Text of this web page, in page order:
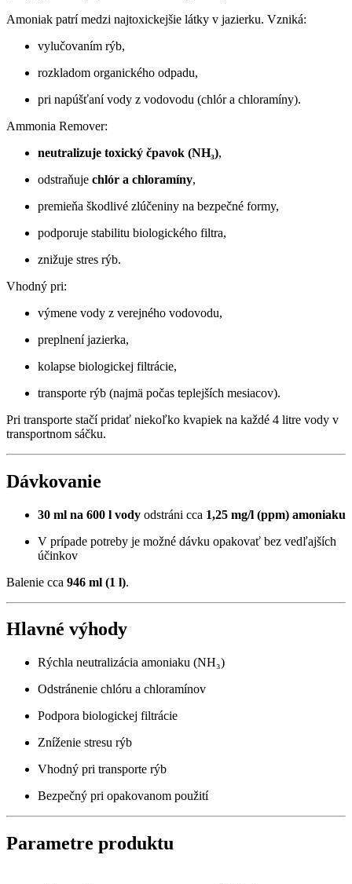
Amoniak patrí medzi najtoxickejšie látky v jazierku. Vzniká:
vylučovaním rýb,
rozkladom organického odpadu,
pri napúšťaní vody z vodovodu (chlór a chloramíny).
Ammonia Remover:
neutralizuje toxický čpavok (NH₃),
odstraňuje chlór a chloramíny,
premieňa škodlivé zlúčeniny na bezpečné formy,
podporuje stabilitu biologického filtra,
znižuje stres rýb.
Vhodný pri:
výmene vody z verejného vodovodu,
preplnení jazierka,
kolapse biologickej filtrácie,
transporte rýb (najmä počas teplejších mesiacov).
Pri transporte stačí pridať niekoľko kvapiek na každé 4 litre vody v
transportnom sáčku.
Dávkovanie
30 ml na 600 l vody odstráni cca 1,25 mg/l (ppm) amoniaku
V prípade potreby je možné dávku opakovať bez vedľajších
účinkov
Balenie cca 946 ml (1 l).
Hlavné výhody
Rýchla neutralizácia amoniaku (NH₃)
Odstránenie chlóru a chloramínov
Podpora biologickej filtrácie
Zníženie stresu rýb
Vhodný pri transporte rýb
Bezpečný pri opakovanom použití
Parametre produktu